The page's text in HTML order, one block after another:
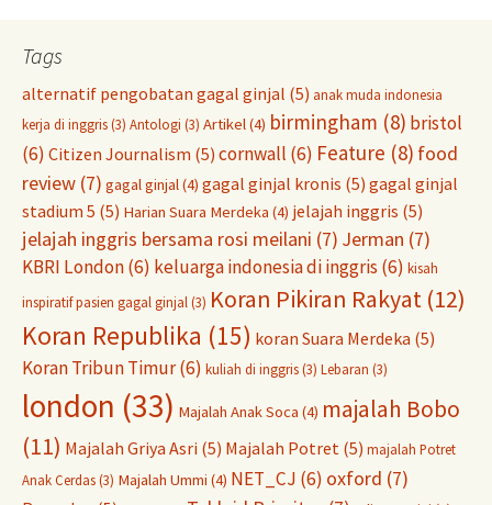
Tags
alternatif pengobatan gagal ginjal (5) anak muda indonesia
kerja di inggris(3) Antologi (3) Artikel(4) birmingham (8) bristol
(6) Citizen Journalism (5) cornwall (6) Feature (8) food
review (7) gagal ginjal(4) gagal ginjal kronis (5) gagal ginjal
stadium 5 (5) Harian Suara Merdeka (4) jelajah inggris (5)
jelajah inggris bersama rosi meilani (7) Jerman (7)
KBRI London(6) keluarga indonesia di inggris(6) kisah
inspiratif pasien gagal ginjal (3) Koran Pikiran Rakyat (12)
Koran Republika (15) koran Suara Merdeka (5)
Koran Tribun Timur(6) kuliah di inggris(3) Lebaran (3)
london (33) Majalah Anak Soca (4) majalah Bobo
(11) Majalah Griya Asri (5) Majalah Potret (5) majalah Potret
Anak Cerdas(3) Majalah Ummi (4) NET_CJ (6) oxford (7)